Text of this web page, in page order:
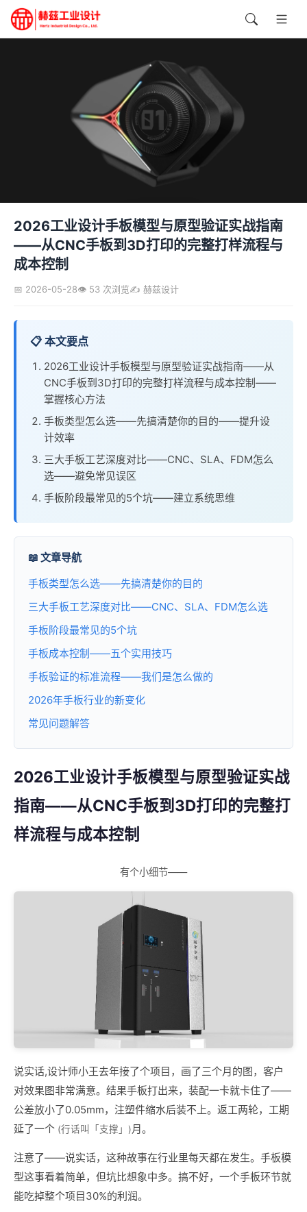
2026工业设计手板模型与原型验证实战指南
——从CNC手板到3D打印的完整打样流程与
成本控制
📅 2026-05-28👁️ 53 次浏览✍️ 赫兹设计
📋 本文要点
2026工业设计手板模型与原型验证实战指南——从
CNC手板到3D打印的完整打样流程与成本控制——
掌握核心方法
手板类型怎么选——先搞清楚你的目的——提升设
计效率
三大手板工艺深度对比——CNC、SLA、FDM怎么
选——避免常见误区
手板阶段最常见的5个坑——建立系统思维
📖 文章导航
手板类型怎么选——先搞清楚你的目的
三大手板工艺深度对比——CNC、SLA、FDM怎么选
手板阶段最常见的5个坑
手板成本控制——五个实用技巧
手板验证的标准流程——我们是怎么做的
2026年手板行业的新变化
常见问题解答
2026工业设计手板模型与原型验证实战
指南——从CNC手板到3D打印的完整打
样流程与成本控制
有个小细节——
说实话,设计师小王去年接了个项目，画了三个月的图，客户
对效果图非常满意。结果手板打出来，装配一卡就卡住了——
公差放小了0.05mm，注塑件缩水后装不上。返工两轮，工期
延了一个 (行话叫「支撑」)月。
注意了——说实话，这种故事在行业里每天都在发生。手板模
型这事看着简单，但坑比想象中多。搞不好，一个手板环节就
能吃掉整个项目30%的利润。